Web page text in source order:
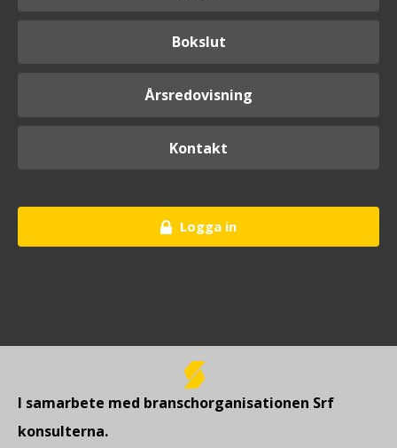
Bokslut
Årsredovisning
Kontakt
Logga in
I samarbete med branschorganisationen Srf
konsulterna.